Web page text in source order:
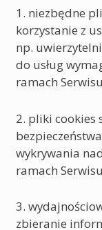
1. niezbędne
korzystanie z
np.
do usług
ramach
2. pliki cookies
wykrywania
ramach
3.
zbieranie